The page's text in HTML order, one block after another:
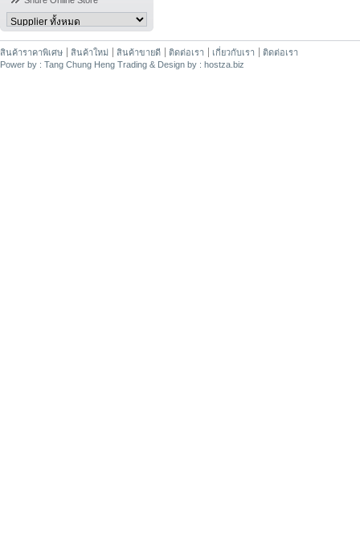
สินค้าราคาพิเศษ สินค้าใหม่ สินค้าขายดี ติดต่อเรา เกี่ยวกับเรา
ติดต่อเรา
Power by : Tang Chung Heng Trading & Design by : hostza.biz